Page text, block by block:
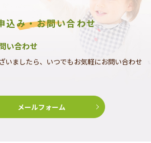
込み・お問い合わせ
い合わせ
いましたら、いつでもお気軽にお問い合わせ
メールフォーム